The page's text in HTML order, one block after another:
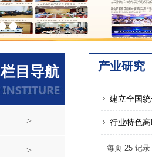
栏目导航
>
>
产业研究
建立全国
行业特色
每页 25 记录